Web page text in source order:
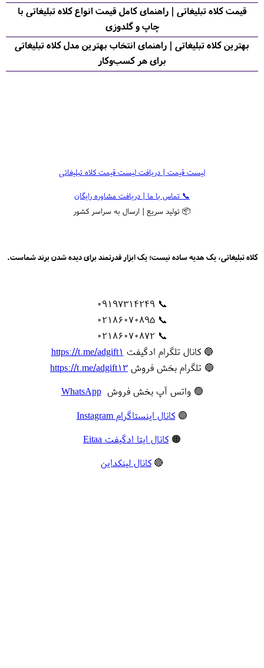
قیمت کلاه تبلیغاتی | راهنمای کامل قیمت انواع کلاه تبلیغاتی با
چاپ و گلدوزی
بهترین کلاه تبلیغاتی | راهنمای انتخاب بهترین مدل کلاه تبلیغاتی
برای هر کسب‌وکار
لیست قیمت | دریافت لیست قیمت کلاه تبلیغاتی
📞 تماس با ما | دریافت مشاوره رایگان
📦 تولید سریع | ارسال به سراسر کشور
کلاه تبلیغاتی، یک هدیه ساده نیست؛ یک ابزار قدرتمند برای دیده شدن برند شماست.
📞 09197314249
📞 02186070895
📞 02186070872
🔵 کانال تلگرام ادگیفت https://t.me/adgift1
🔵 تلگرام بخش فروش https://t.me/adgift13
🟢 واتس آپ بخش فروشWhatsApp
🟣 کانال اینستاگرام Instagram
🟠 کانال ایتا ادگیفت Eitaa
🔴 کانال لینکداین